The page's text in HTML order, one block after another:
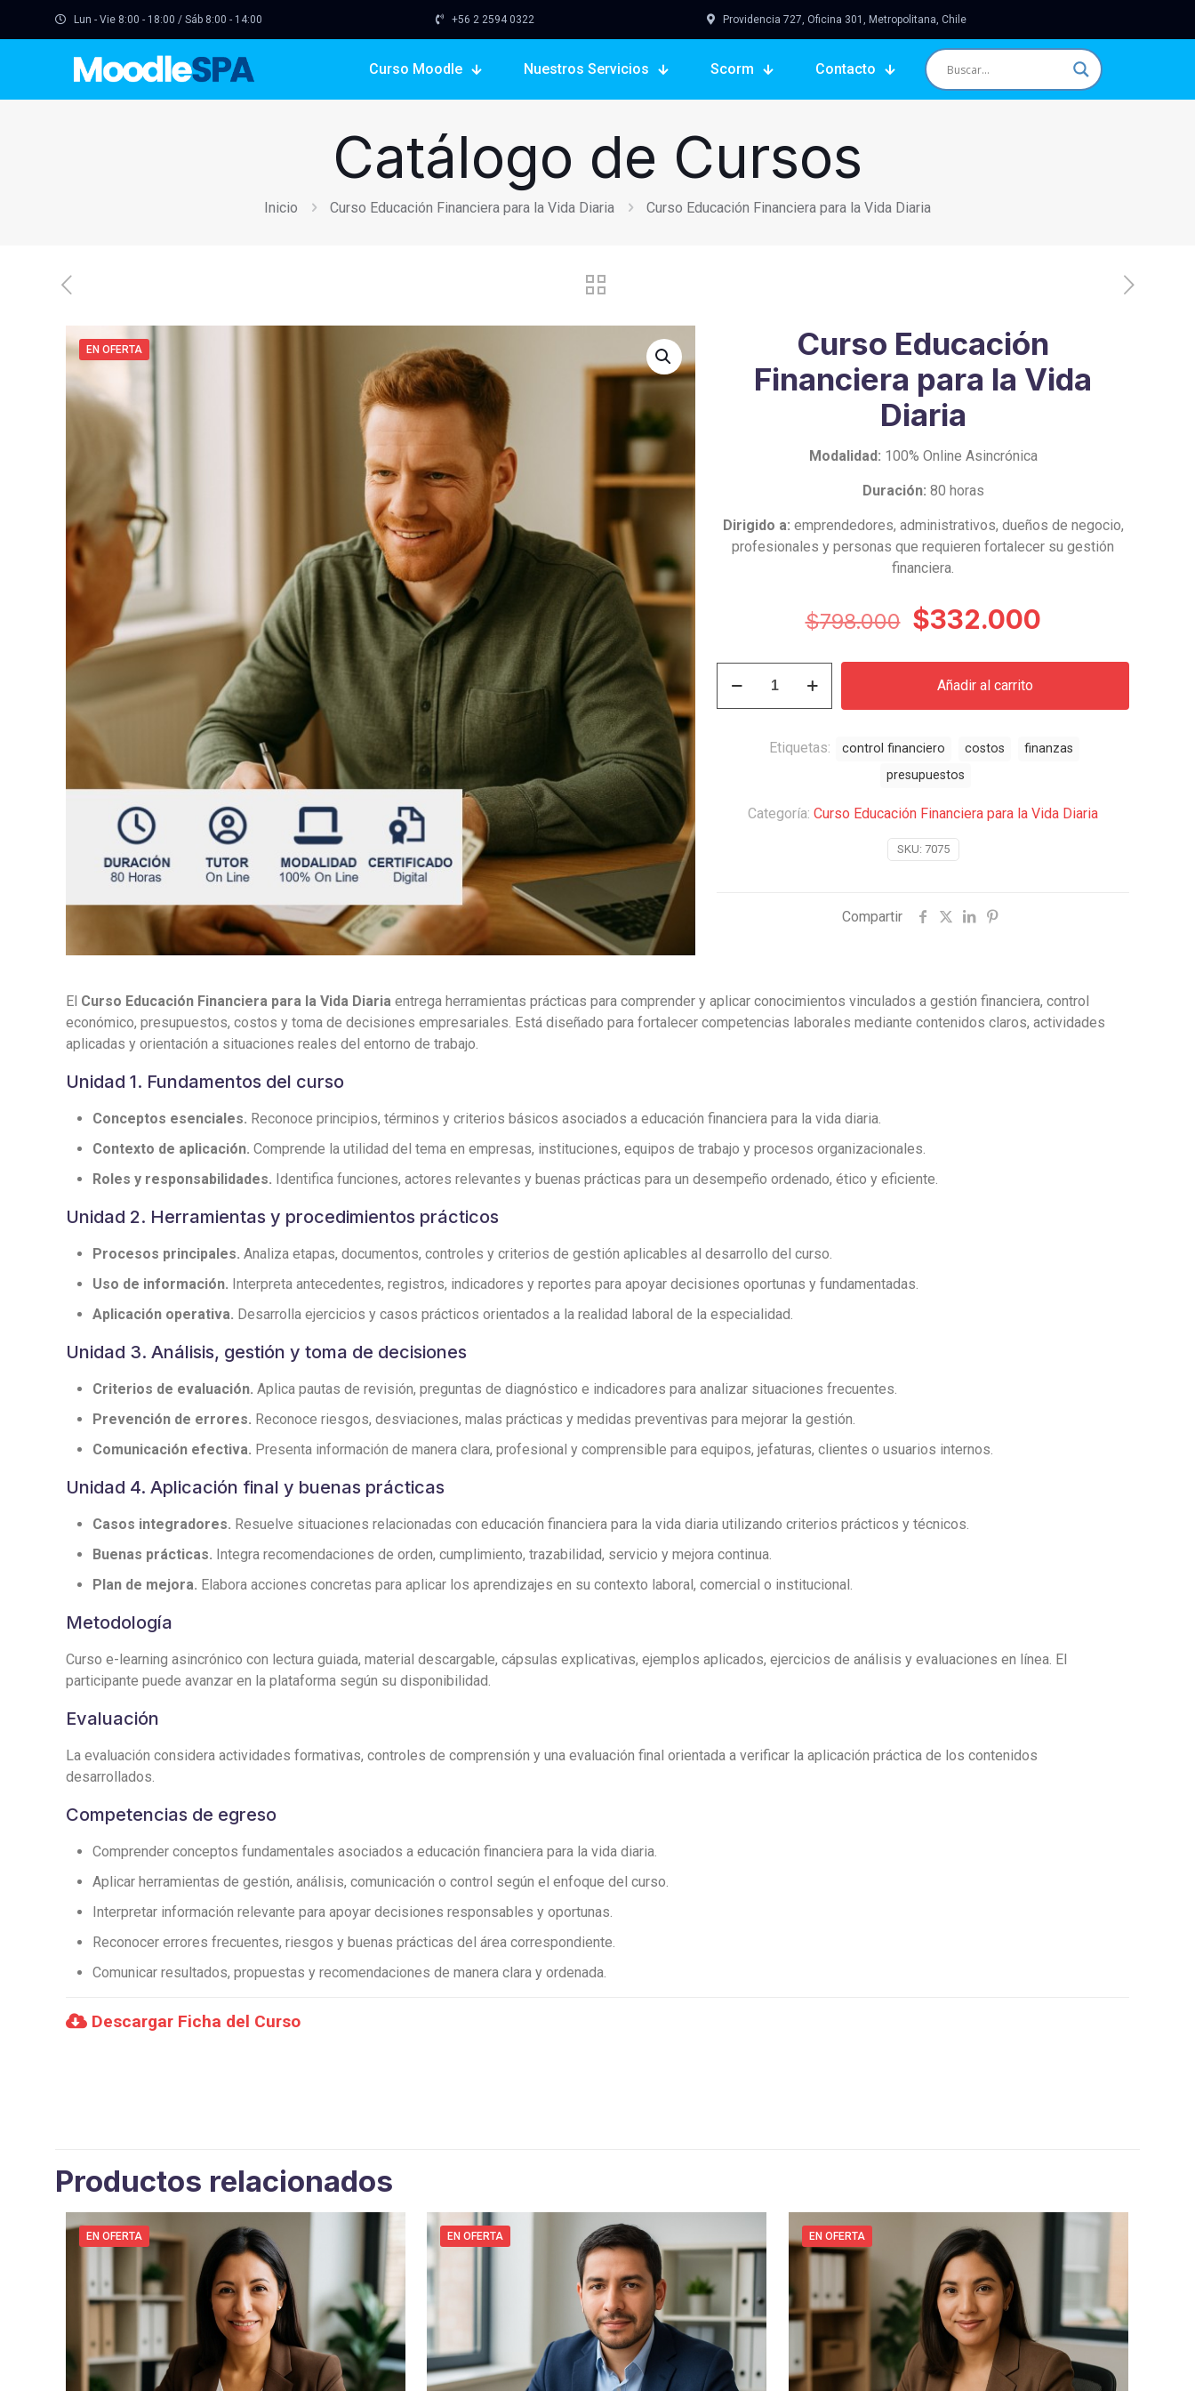
Lun - Vie 8:00 - 18:00 / Sáb 8:00 - 14:00 +56 2 2594 0322 Providencia 727, Oficina 301, Metropolitana, Chile
Curso Moodle Nuestros Servicios Scorm Contacto
Catálogo de Cursos
Inicio Curso Educación Financiera para la Vida Diaria Curso Educación Financiera para la Vida Diaria
EN OFERTA
Curso Educación
Financiera para la Vida
Diaria
Modalidad: 100% Online Asincrónica
Duración: 80 horas
Dirigido a: emprendedores, administrativos, dueños de negocio,
profesionales y personas que requieren fortalecer su gestión
financiera.
$798.000 El
original
era:
$332.000El
actual
Educación
Financiera
cantidad
Añadir al carrito
SKU: 7075
Categoría: Curso Educación Financiera para la Vida Diaria
Etiquetas: control financiero costos
finanzas
presupuestos
Compartir
El Curso Educación Financiera para la Vida Diaria entrega herramientas prácticas para comprender y aplicar conocimientos vinculados a gestión financiera, control
económico, presupuestos, costos y toma de decisiones empresariales. Está diseñado para fortalecer competencias laborales mediante contenidos claros, actividades
aplicadas y orientación a situaciones reales del entorno de trabajo.
Unidad 1. Fundamentos del curso
Conceptos esenciales. Reconoce principios, términos y criterios básicos asociados a educación financiera para la vida diaria.
Contexto de aplicación. Comprende la utilidad del tema en empresas, instituciones, equipos de trabajo y procesos organizacionales.
Roles y responsabilidades. Identifica funciones, actores relevantes y buenas prácticas para un desempeño ordenado, ético y eficiente.
Unidad 2. Herramientas y procedimientos prácticos
Procesos principales. Analiza etapas, documentos, controles y criterios de gestión aplicables al desarrollo del curso.
Uso de información. Interpreta antecedentes, registros, indicadores y reportes para apoyar decisiones oportunas y fundamentadas.
Aplicación operativa. Desarrolla ejercicios y casos prácticos orientados a la realidad laboral de la especialidad.
Unidad 3. Análisis, gestión y toma de decisiones
Criterios de evaluación. Aplica pautas de revisión, preguntas de diagnóstico e indicadores para analizar situaciones frecuentes.
Prevención de errores. Reconoce riesgos, desviaciones, malas prácticas y medidas preventivas para mejorar la gestión.
Comunicación efectiva. Presenta información de manera clara, profesional y comprensible para equipos, jefaturas, clientes o usuarios internos.
Unidad 4. Aplicación final y buenas prácticas
Casos integradores. Resuelve situaciones relacionadas con educación financiera para la vida diaria utilizando criterios prácticos y técnicos.
Buenas prácticas. Integra recomendaciones de orden, cumplimiento, trazabilidad, servicio y mejora continua.
Plan de mejora. Elabora acciones concretas para aplicar los aprendizajes en su contexto laboral, comercial o institucional.
Metodología
Curso e-learning asincrónico con lectura guiada, material descargable, cápsulas explicativas, ejemplos aplicados, ejercicios de análisis y evaluaciones en línea. El
participante puede avanzar en la plataforma según su disponibilidad.
Evaluación
La evaluación considera actividades formativas, controles de comprensión y una evaluación final orientada a verificar la aplicación práctica de los contenidos
desarrollados.
Competencias de egreso
Comprender conceptos fundamentales asociados a educación financiera para la vida diaria.
Aplicar herramientas de gestión, análisis, comunicación o control según el enfoque del curso.
Interpretar información relevante para apoyar decisiones responsables y oportunas.
Reconocer errores frecuentes, riesgos y buenas prácticas del área correspondiente.
Comunicar resultados, propuestas y recomendaciones de manera clara y ordenada.
Descargar Ficha del Curso
Productos relacionados
EN OFERTA EN OFERTA EN OFERTA